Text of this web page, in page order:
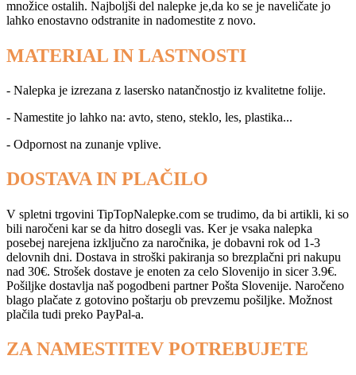
množice ostalih. Najboljši del nalepke je,da ko se je naveličate jo
lahko enostavno odstranite in nadomestite z novo.
MATERIAL IN LASTNOSTI
- Nalepka je izrezana z lasersko natančnostjo iz kvalitetne folije.
- Namestite jo lahko na: avto, steno, steklo, les, plastika...
- Odpornost na zunanje vplive.
DOSTAVA IN PLAČILO
V spletni trgovini TipTopNalepke.com se trudimo, da bi artikli, ki so
bili naročeni kar se da hitro dosegli vas. Ker je vsaka nalepka
posebej narejena izključno za naročnika, je dobavni rok od 1-3
delovnih dni. Dostava in stroški pakiranja so brezplačni pri nakupu
nad 30€. Strošek dostave je enoten za celo Slovenijo in sicer 3.9€.
Pošiljke dostavlja naš pogodbeni partner Pošta Slovenije. Naročeno
blago plačate z gotovino poštarju ob prevzemu pošiljke. Možnost
plačila tudi preko PayPal-a.
ZA NAMESTITEV POTREBUJETE